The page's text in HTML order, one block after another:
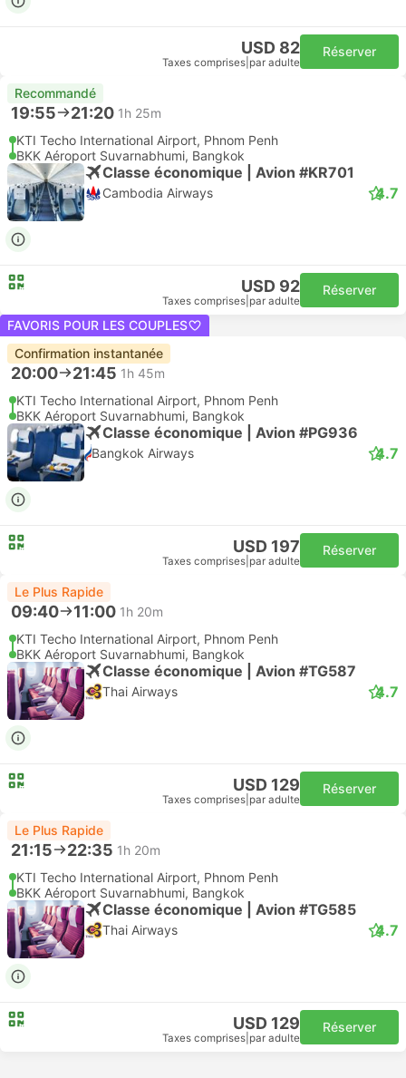
USD 82
Taxes comprises par adulte
Réserver
Recommandé
19:55 21:20 1h 25m
KTI Techo International Airport, Phnom Penh
BKK Aéroport Suvarnabhumi, Bangkok
Classe économique | Avion #KR701
Cambodia Airways 4.7
USD 92
Taxes comprises par adulte
Réserver
FAVORIS POUR LES COUPLES
Confirmation instantanée
20:00 21:45 1h 45m
KTI Techo International Airport, Phnom Penh
BKK Aéroport Suvarnabhumi, Bangkok
Classe économique | Avion #PG936
Bangkok Airways 4.7
USD 197
Taxes comprises par adulte
Réserver
Le Plus Rapide
09:40 11:00 1h 20m
KTI Techo International Airport, Phnom Penh
BKK Aéroport Suvarnabhumi, Bangkok
Classe économique | Avion #TG587
Thai Airways 4.7
USD 129
Taxes comprises par adulte
Réserver
Le Plus Rapide
21:15 22:35 1h 20m
KTI Techo International Airport, Phnom Penh
BKK Aéroport Suvarnabhumi, Bangkok
Classe économique | Avion #TG585
Thai Airways 4.7
USD 129
Taxes comprises par adulte
Réserver